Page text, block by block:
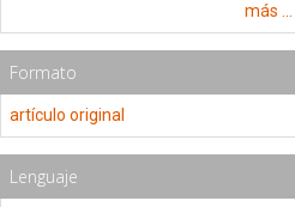
más ...
Formato
artículo original
Lenguaje